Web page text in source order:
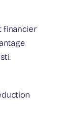
financier